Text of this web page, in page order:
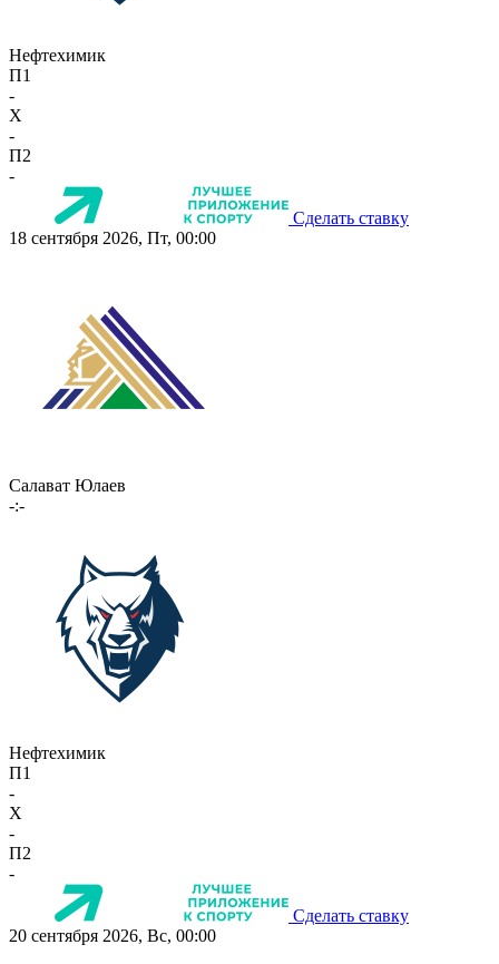
Нефтехимик
П1
-
X
-
П2
-
Сделать ставку
18 сентября 2026, Пт, 00:00
Салават Юлаев
-:-
Нефтехимик
П1
-
X
-
П2
-
Сделать ставку
20 сентября 2026, Вс, 00:00